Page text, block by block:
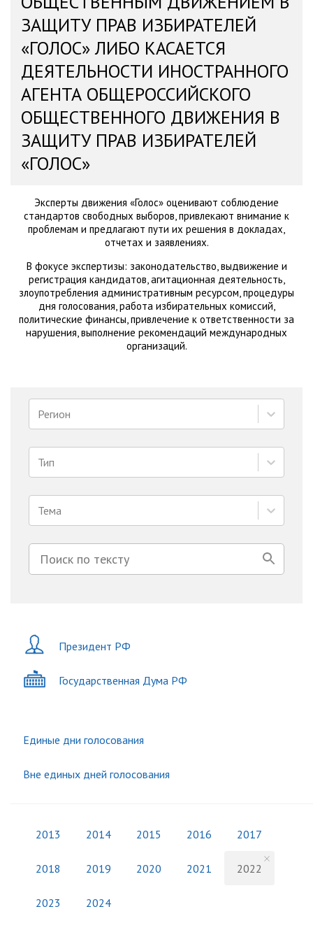
ЗАЩИТУ ПРАВ ИЗБИРАТЕЛЕЙ
«ГОЛОС» ЛИБО КАСАЕТСЯ
ДЕЯТЕЛЬНОСТИ ИНОСТРАННОГО
АГЕНТА ОБЩЕРОССИЙСКОГО
ОБЩЕСТВЕННОГО ДВИЖЕНИЯ В
ЗАЩИТУ ПРАВ ИЗБИРАТЕЛЕЙ
«ГОЛОС»
Эксперты движения «Голос» оценивают соблюдение
стандартов свободных выборов, привлекают внимание к
проблемам и предлагают пути их решения в докладах,
отчетах и заявлениях.
В фокусе экспертизы: законодательство, выдвижение и
регистрация кандидатов, агитационная деятельность,
злоупотребления административным ресурсом, процедуры
дня голосования, работа избирательных комиссий,
политические финансы, привлечение к ответственности за
нарушения, выполнение рекомендаций международных
организаций.
Регион
Тип
Тема
Президент РФ
Государственная Дума РФ
Единые дни голосования
Вне единых дней голосования
2013 2014 2015 2016 2017
2018 2019 2020 2021 2022
2023 2024